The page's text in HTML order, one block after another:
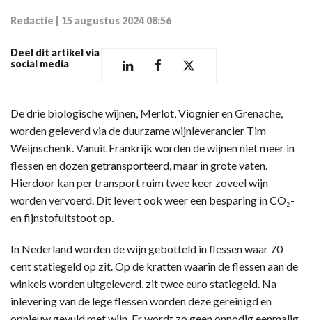
Redactie 15 augustus 2024 08:56
Deel dit artikel via
social media
De drie biologische wijnen, Merlot, Viognier en Grenache,
worden geleverd via de duurzame wijnleverancier Tim
Weijnschenk. Vanuit Frankrijk worden de wijnen niet meer in
flessen en dozen getransporteerd, maar in grote vaten.
Hierdoor kan per transport ruim twee keer zoveel wijn
worden vervoerd. Dit levert ook weer een besparing in CO₂-
en fijnstofuitstoot op.
In Nederland worden de wijn gebotteld in flessen waar 70
cent statiegeld op zit. Op de kratten waarin de flessen aan de
winkels worden uitgeleverd, zit twee euro statiegeld. Na
inlevering van de lege flessen worden deze gereinigd en